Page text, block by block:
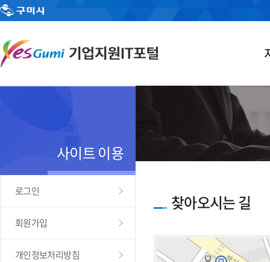
사이트 이용
로그인
회원가입
개인정보처리방침
찾아오시는 길